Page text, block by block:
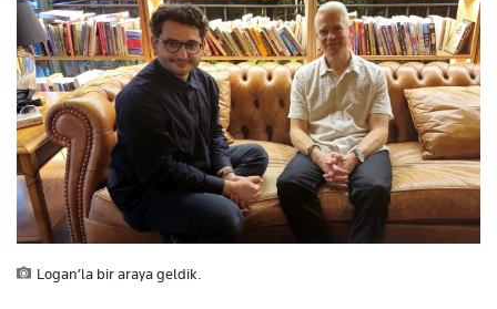
Logan’la bir araya geldik.